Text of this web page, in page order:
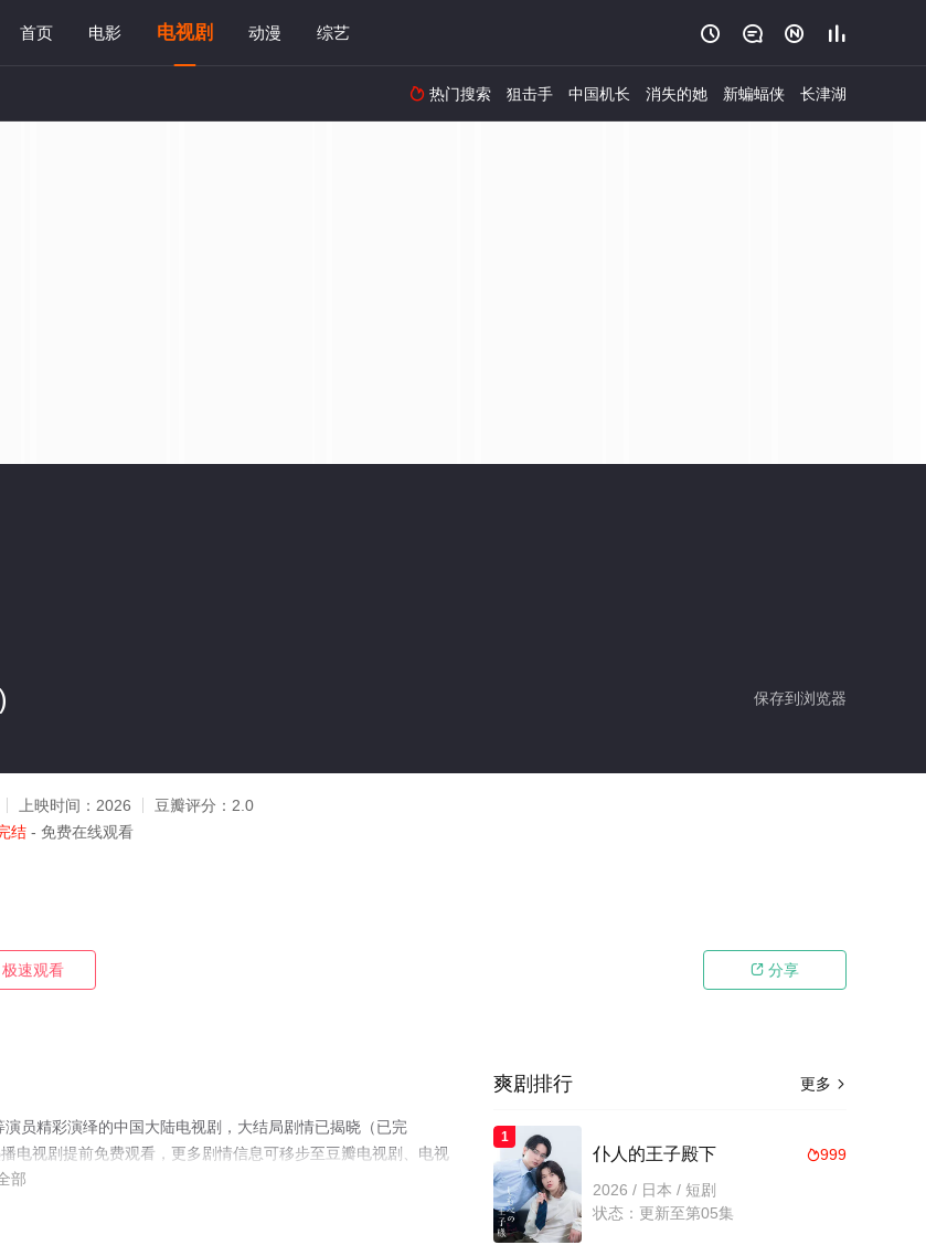
首页 电影 电视剧 动漫 综艺    
 热门搜索 狙击手 中国机长 消失的她 新蝙蝠侠 长津湖
保存到浏览器
上映时间： 2026 豆瓣评分： 2.0
结 - 免费在线观看
极速观看  分享
员精彩演绎的中国大陆电视剧，大结局剧情已揭晓（已完
电视剧提前免费观看，更多剧情信息可移步至豆瓣电视剧、电视
部
更多 
爽剧排行
1
999
仆人的王子殿下
2026 / 日本 / 短剧
状态：更新至第05集